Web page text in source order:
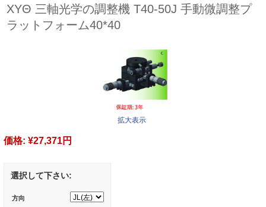
XYΘ 三軸光学の調整機 T40-50J 手動微調整プ
ラットフォーム40*40
拡大表示
価格: ¥27,371円
選択して下さい:
方向